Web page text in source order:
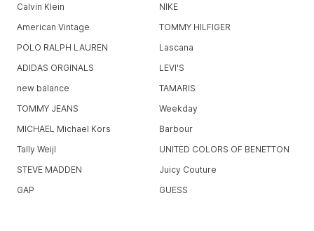
Calvin Klein
NIKE
American Vintage
TOMMY HILFIGER
POLO RALPH LAUREN
Lascana
ADIDAS ORGINALS
LEVI'S
new balance
TAMARIS
TOMMY JEANS
Weekday
MICHAEL Michael Kors
Barbour
Tally Weijl
UNITED COLORS OF BENETTON
STEVE MADDEN
Juicy Couture
GAP
GUESS